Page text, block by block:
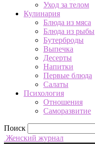
Уход за телом
Кулинария
Блюда из мяса
Блюда из рыбы
Бутерброды
Выпечка
Десерты
Напитки
Первые блюда
Салаты
Психология
Отношения
Саморазвитие
Поиск
Женский журнал